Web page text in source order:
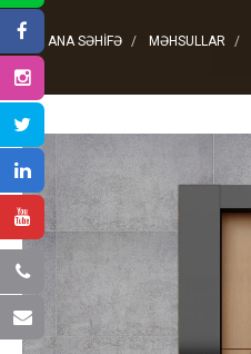
ANA SƏHIFƏ MƏHSULLAR